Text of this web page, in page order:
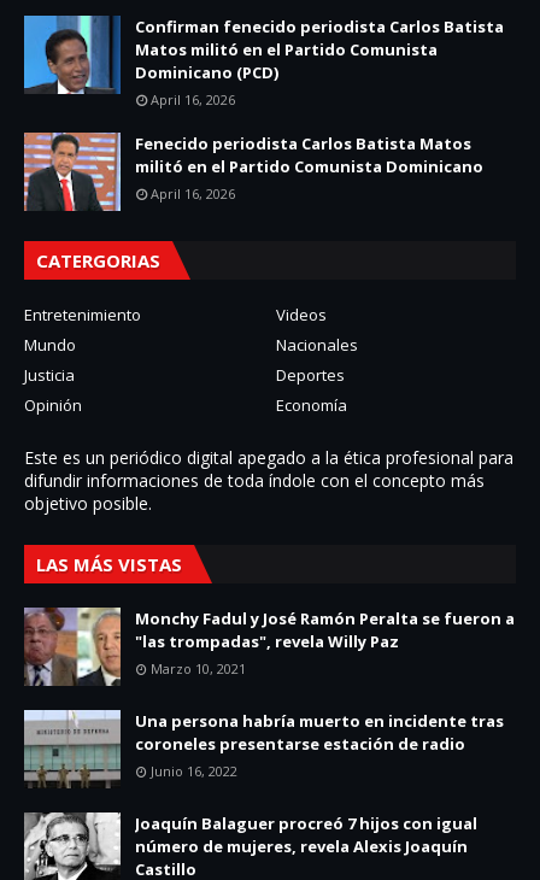
Confirman fenecido periodista Carlos Batista
Matos militó en el Partido Comunista
Dominicano (PCD)
April 16, 2026
Fenecido periodista Carlos Batista Matos
militó en el Partido Comunista Dominicano
April 16, 2026
CATERGORIAS
Entretenimiento
Videos
Mundo
Nacionales
Justicia
Deportes
Opinión
Economía
Este es un periódico digital apegado a la ética profesional para
difundir informaciones de toda í­ndole con el concepto más
objetivo posible.
LAS MÁS VISTAS
Monchy Fadul y José Ramón Peralta se fueron a
"las trompadas", revela Willy Paz
Marzo 10, 2021
Una persona habría muerto en incidente tras
coroneles presentarse estación de radio
Junio 16, 2022
Joaquín Balaguer procreó 7 hijos con igual
número de mujeres, revela Alexis Joaquín
Castillo